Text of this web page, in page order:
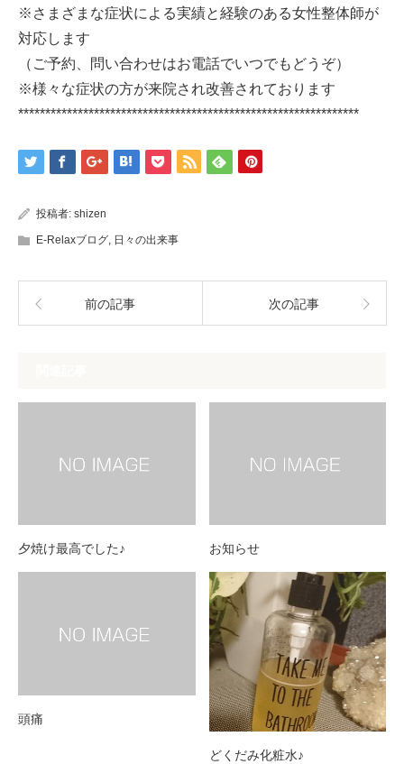
※さまざまな症状による実績と経験のある女性整体師が
対応します
（ご予約、問い合わせはお電話でいつでもどうぞ）
※様々な症状の方が来院され改善されております
***************************************************************
投稿者: shizen
E-Relaxブログ, 日々の出来事
前の記事 次の記事
夕焼け最高でした♪ お知らせ
頭痛
どくだみ化粧水♪